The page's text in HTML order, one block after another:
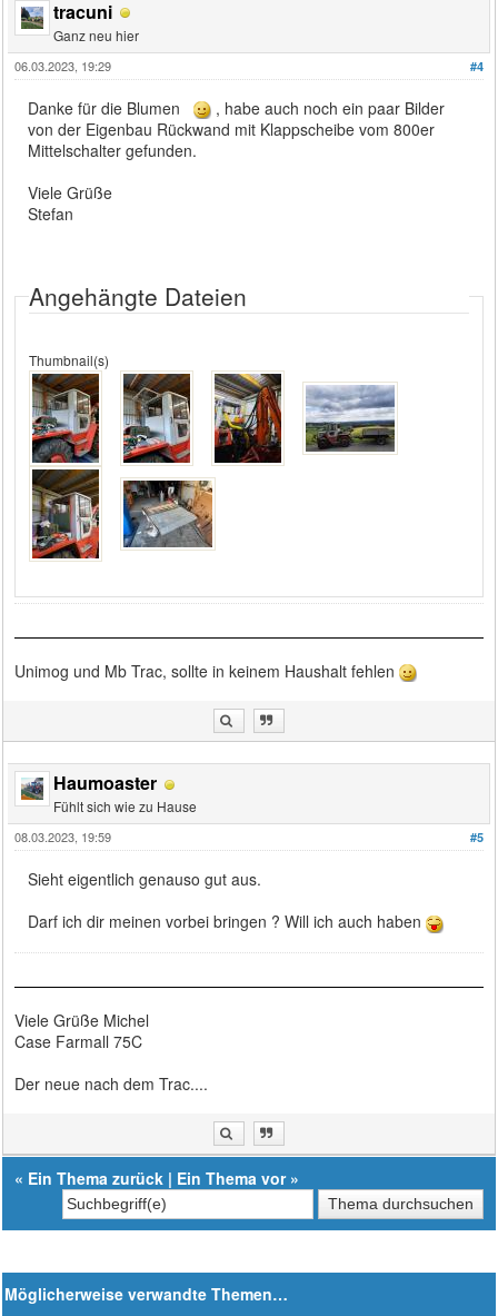
tracuni
Ganz neu hier
#4
06.03.2023, 19:29
Danke für die Blumen
, habe auch noch ein paar Bilder
von der Eigenbau Rückwand mit Klappscheibe vom 800er
Mittelschalter gefunden.
Viele Grüße
Stefan
Angehängte Dateien
Thumbnail(s)
Unimog und Mb Trac, sollte in keinem Haushalt fehlen
Haumoaster
Fühlt sich wie zu Hause
#5
08.03.2023, 19:59
Sieht eigentlich genauso gut aus.
Darf ich dir meinen vorbei bringen ? Will ich auch haben
Viele Grüße Michel
Case Farmall 75C
Der neue nach dem Trac....
« Ein Thema zurück | Ein Thema vor»
Möglicherweise verwandte Themen…